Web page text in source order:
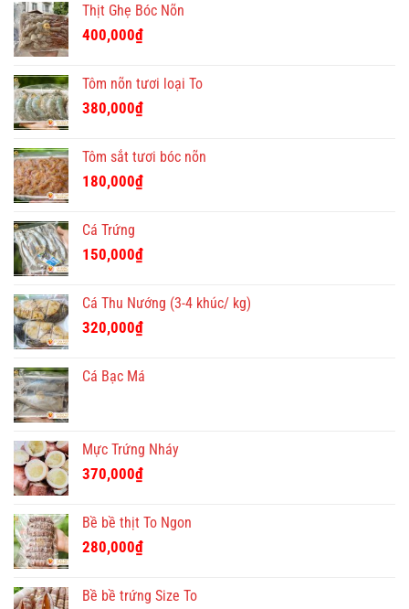
là:
Thịt Ghẹ Bóc Nõn
400,000₫
Tôm nõn tươi loại To
380,000₫
Tôm sắt tươi bóc nõn
180,000₫
Cá Trứng
150,000₫
Cá Thu Nướng (3-4 khúc/ kg)
320,000₫
Cá Bạc Má
Mực Trứng Nháy
370,000₫
Bề bề thịt To Ngon
280,000₫
Bề bề trứng Size To